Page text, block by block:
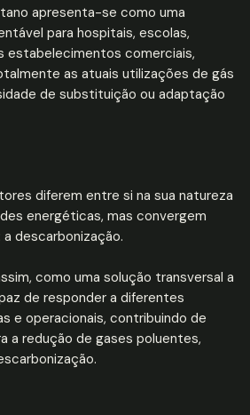
apresenta-se como uma
para hospitais, escolas,
estabelecimentos comerciais,
as atuais utilizações de gás
de substituição ou adaptação
diferem entre si na sua natureza
energéticas, mas convergem
descarbonização.
como uma solução transversal a
de responder a diferentes
e operacionais, contribuindo de
a redução de gases poluentes,